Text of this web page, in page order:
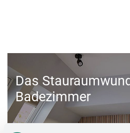
Das
Badezimmer